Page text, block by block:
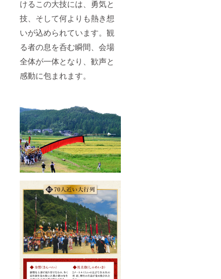
けるこの大技には、勇気と
技、そして何よりも熱き想
いが込められています。観
る者の息を呑む瞬間、会場
全体が一体となり、歓声と
感動に包まれます。